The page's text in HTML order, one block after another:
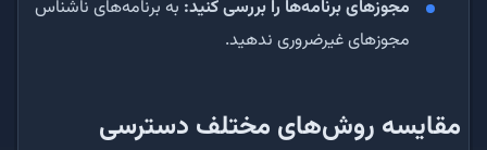
مجوزهای برنامه‌ها را بررسی کنید: به برنامه‌های ناشناس
مجوزهای غیرضروری ندهید.
مقایسه روش‌های مختلف دسترسی